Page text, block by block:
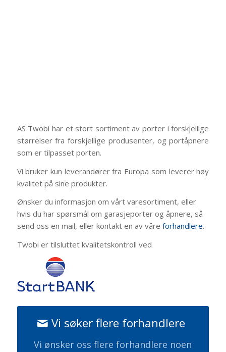
AS Twobi har et stort sortiment av porter i forskjellige
størrelser fra forskjellige produsenter, og portåpnere
som er tilpasset porten.
Vi bruker kun leverandører fra Europa som leverer høy
kvalitet på sine produkter.
Ønsker du informasjon om vårt varesortiment, eller
hvis du har spørsmål om garasjeporter og åpnere, så
send oss en mail, eller kontakt en av våre forhandlere.
Twobi er tilsluttet kvalitetskontroll ved
Vi søker flere forhandlere
Vi ønsker oss flere forhandlere noen